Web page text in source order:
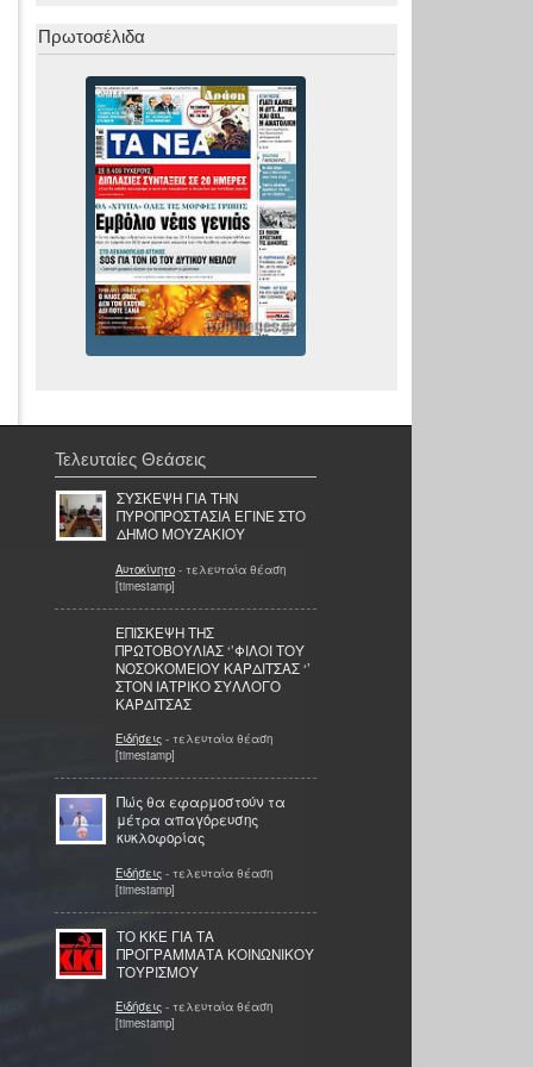
Πρωτοσέλιδα
Τελευταίες Θεάσεις
ΣΥΣΚΕΨΗ ΓΙΑ ΤΗΝ
ΠΥΡΟΠΡΟΣΤΑΣΙΑ ΕΓΙΝΕ ΣΤΟ
ΔΗΜΟ ΜΟΥΖΑΚΙΟΥ
Αυτοκίνητο - τελευταία θέαση
[timestamp]
ΕΠΙΣΚΕΨΗ ΤΗΣ
ΠΡΩΤΟΒΟΥΛΙΑΣ ‘’ΦΙΛΟΙ ΤΟΥ
ΝΟΣΟΚΟΜΕΙΟΥ ΚΑΡΔΙΤΣΑΣ ‘’
ΣΤΟΝ ΙΑΤΡΙΚΟ ΣΥΛΛΟΓΟ
ΚΑΡΔΙΤΣΑΣ
Ειδήσεις - τελευταία θέαση
[timestamp]
Πώς θα εφαρμοστούν τα
μέτρα απαγόρευσης
κυκλοφορίας
Ειδήσεις - τελευταία θέαση
[timestamp]
TO KKE ΓΙΑ ΤΑ
ΠΡΟΓΡΑΜΜΑΤΑ ΚΟΙΝΩΝΙΚΟΥ
ΤΟΥΡΙΣΜΟΥ
Ειδήσεις - τελευταία θέαση
[timestamp]